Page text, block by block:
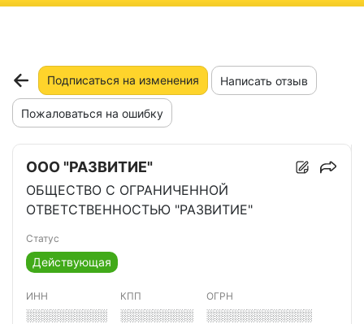
Подписаться на изменения Написать отзыв
Пожаловаться на ошибку
ООО "РАЗВИТИЕ"
ОБЩЕСТВО С ОГРАНИЧЕННОЙ
ОТВЕТСТВЕННОСТЬЮ "РАЗВИТИЕ"
Статус
Действующая
ИНН
░░░░░░░░░░
КПП
░░░░░░░░░
ОГРН
░░░░░░░░░░░░░